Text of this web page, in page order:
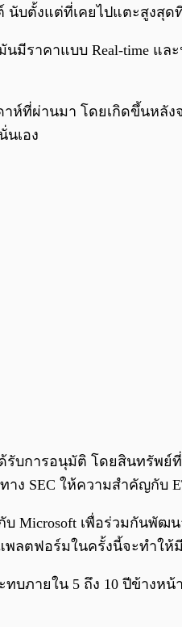
นับตั้งแต่ที่เคยไปแตะสูงสุด
มีราคาแบบ Real-time
ห์ที่ผ่านมา โดยเกิดขึ้นหลัง
นเอง
รับการอนุมัติ โดยสินทรัพ
าง SEC ให้ความสำคัญกับ
บ Microsoft เพื่อร่วมกันพัฒ
ลตฟอร์มในครั้งนี้จะทำให้
ทบภายใน 5 ถึง 10 ปีข้า